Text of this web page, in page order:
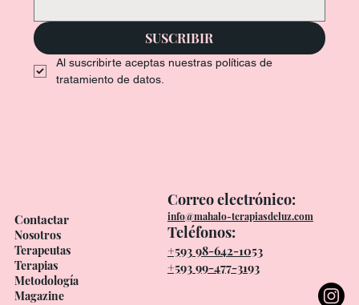
SUSCRIBIR
Al suscribirte aceptas nuestras políticas de
tratamiento de datos.
Nosotros
Terapeutas
Terapias
Metodología
Magazine
Contactar
Correo electrónico:
info@mahalo-terapiasdeluz.com
Teléfonos:
+593 98-642-1053
+593 99-477-3193